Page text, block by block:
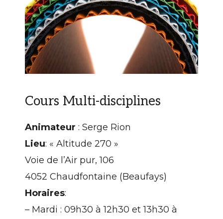
Cours Multi-disciplines
Animateur : Serge Rion
Lieu: « Altitude 270 »
Voie de l’Air pur, 106
4052 Chaudfontaine (Beaufays)
Horaires:
– Mardi : 09h30 à 12h30 et 13h30 à